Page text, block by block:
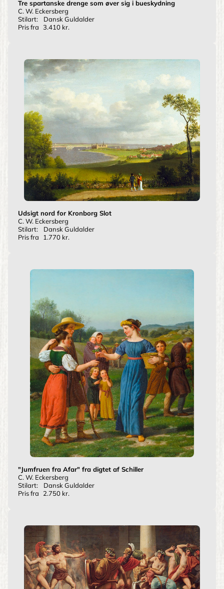
Tre spartanske drenge som øver sig i bueskydning
C. W. Eckersberg
Stilart:
Dansk Guldalder
Pris fra 3.410 kr.
Udsigt nord for Kronborg Slot
C. W. Eckersberg
Stilart:
Dansk Guldalder
Pris fra
1.770 kr.
"Jumfruen fra Afar" fra digtet af Schiller
C. W. Eckersberg
Stilart:
Dansk Guldalder
Pris fra
2.750 kr.